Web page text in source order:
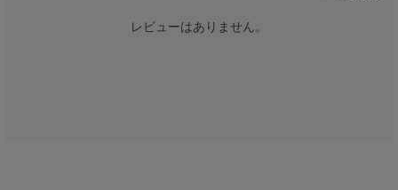
レビューはありません。